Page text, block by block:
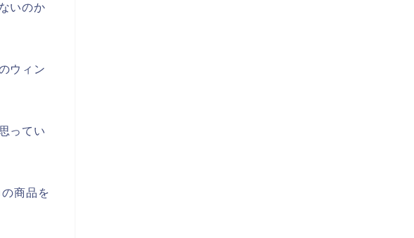
いのか
ウィン
ってい
商品を